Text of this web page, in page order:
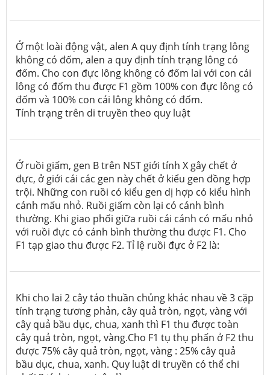
Ở một loài động vật, alen A quy định tính trạng lông
không có đốm, alen a quy định tính trạng lông có
đốm. Cho con đực lông không có đốm lai với con cái
lông có đốm thu được F1 gồm 100% con đực lông có
đốm và 100% con cái lông không có đốm.
Tính trạng trên di truyền theo quy luật
Ở ruồi giấm, gen B trên NST giới tính X gây chết ở
đực, ở giới cái các gen này chết ở kiểu gen đồng hợp
trội. Những con ruồi có kiểu gen dị hợp có kiểu hình
cánh mấu nhỏ. Ruồi giấm còn lại có cánh bình
thường. Khi giao phối giữa ruồi cái cánh có mấu nhỏ
với ruồi đực có cánh bình thường thu được F1. Cho
F1 tạp giao thu được F2. Tỉ lệ ruồi đực ở F2 là:
Khi cho lai 2 cây táo thuần chủng khác nhau về 3 cặp
tính trạng tương phản, cây quả tròn, ngọt, vàng với
cây quả bầu dục, chua, xanh thì F1 thu được toàn
cây quả tròn, ngọt, vàng.Cho F1 tụ thụ phấn ở F2 thu
được 75% cây quả tròn, ngọt, vàng : 25% cây quả
bầu dục, chua, xanh. Quy luật di truyền có thể chi